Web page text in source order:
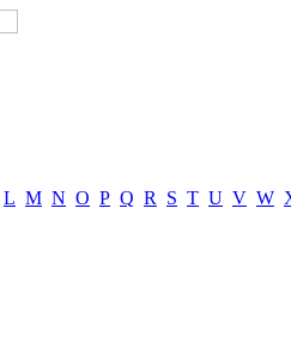
L M N O P Q R S T U V W